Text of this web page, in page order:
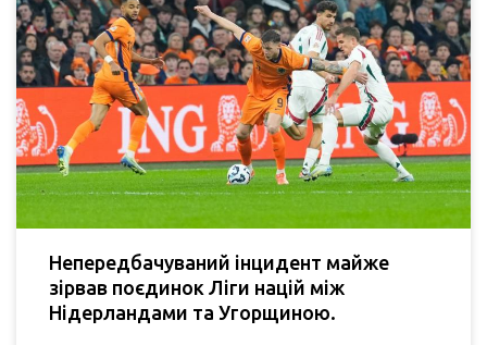
Непередбачуваний інцидент майже
зірвав поєдинок Ліги націй між
Нідерландами та Угорщиною.